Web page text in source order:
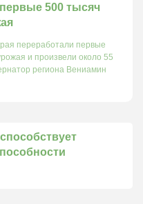
500 тысяч
переработали первые
и произвели около 55
региона Вениамин